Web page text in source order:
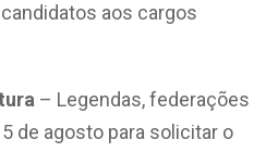
aos cargos
– Legendas, federações
de agosto para solicitar o